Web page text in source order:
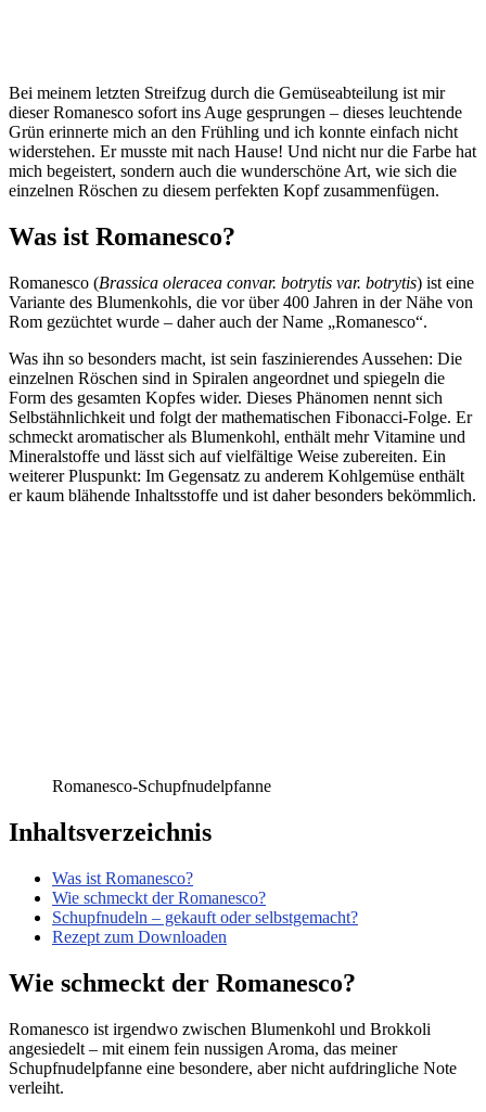
Bei meinem letzten Streifzug durch die Gemüseabteilung ist mir
dieser Romanesco sofort ins Auge gesprungen – dieses leuchtende
Grün erinnerte mich an den Frühling und ich konnte einfach nicht
widerstehen. Er musste mit nach Hause! Und nicht nur die Farbe hat
mich begeistert, sondern auch die wunderschöne Art, wie sich die
einzelnen Röschen zu diesem perfekten Kopf zusammenfügen.
Was ist Romanesco?
Romanesco (Brassica oleracea convar. botrytis var. botrytis) ist eine
Variante des Blumenkohls, die vor über 400 Jahren in der Nähe von
Rom gezüchtet wurde – daher auch der Name „Romanesco“.
Was ihn so besonders macht, ist sein faszinierendes Aussehen: Die
einzelnen Röschen sind in Spiralen angeordnet und spiegeln die
Form des gesamten Kopfes wider. Dieses Phänomen nennt sich
Selbstähnlichkeit und folgt der mathematischen Fibonacci-Folge. Er
schmeckt aromatischer als Blumenkohl, enthält mehr Vitamine und
Mineralstoffe und lässt sich auf vielfältige Weise zubereiten. Ein
weiterer Pluspunkt: Im Gegensatz zu anderem Kohlgemüse enthält
er kaum blähende Inhaltsstoffe und ist daher besonders bekömmlich.
Romanesco-Schupfnudelpfanne
Inhaltsverzeichnis
Was ist Romanesco?
Wie schmeckt der Romanesco?
Schupfnudeln – gekauft oder selbstgemacht?
Rezept zum Downloaden
Wie schmeckt der Romanesco?
Romanesco ist irgendwo zwischen Blumenkohl und Brokkoli
angesiedelt – mit einem fein nussigen Aroma, das meiner
Schupfnudelpfanne eine besondere, aber nicht aufdringliche Note
verleiht.